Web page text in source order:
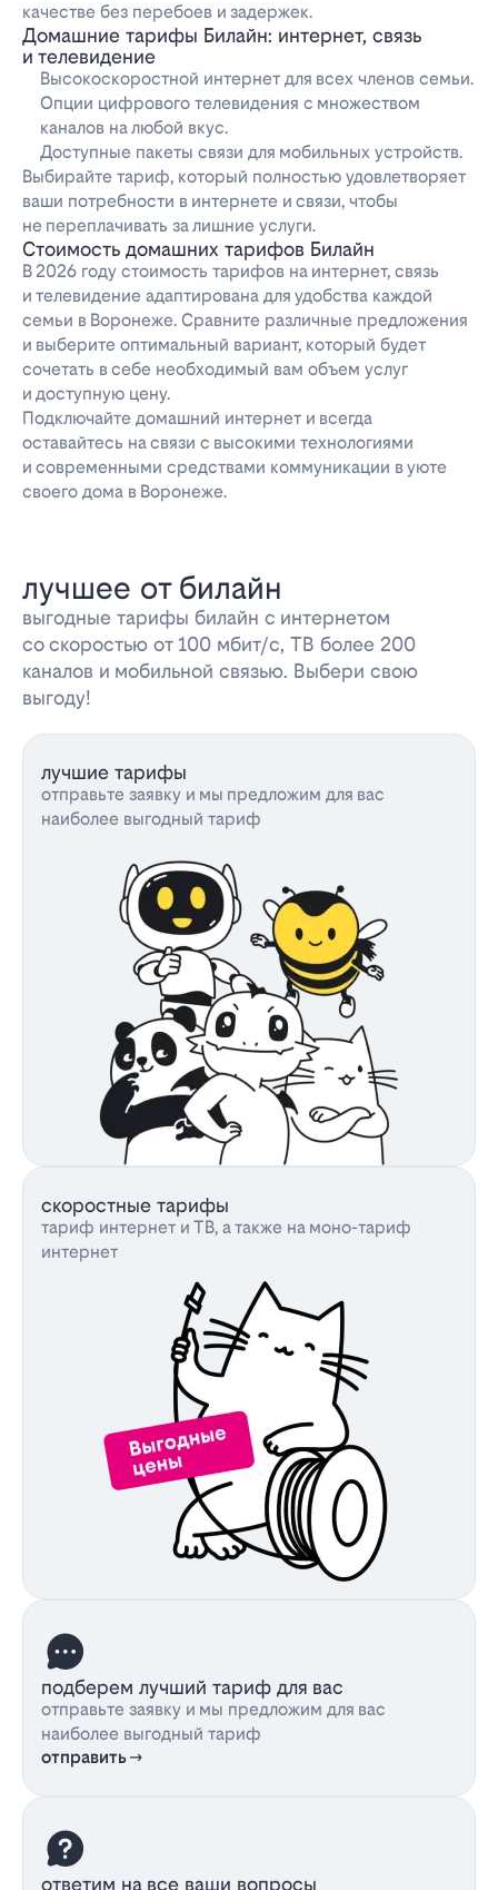
качестве без перебоев и задержек.
Домашние тарифы Билайн: интернет, связь
и телевидение
Высокоскоростной интернет для всех членов семьи.
Опции цифрового телевидения с множеством
каналов на любой вкус.
Доступные пакеты связи для мобильных устройств.
Выбирайте тариф, который полностью удовлетворяет
ваши потребности в интернете и связи, чтобы
не переплачивать за лишние услуги.
Стоимость домашних тарифов Билайн
В 2026 году стоимость тарифов на интернет, связь
и телевидение адаптирована для удобства каждой
семьи в Воронеже. Сравните различные предложения
и выберите оптимальный вариант, который будет
сочетать в себе необходимый вам объем услуг
и доступную цену.
Подключайте домашний интернет и всегда
оставайтесь на связи с высокими технологиями
и современными средствами коммуникации в уюте
своего дома в Воронеже.
лучшее от билайн
выгодные тарифы билайн с интернетом
со скоростью от 100 мбит/с, ТВ более 200
каналов и мобильной связью. Выбери свою
выгоду!
лучшие тарифы
отправьте заявку и мы предложим для вас
наиболее выгодный тариф
скоростные тарифы
тариф интернет и ТВ, а также на моно-тариф
интернет
подберем лучший тариф для вас
отправьте заявку и мы предложим для вас
наиболее выгодный тариф
отправить
ответим на все ваши вопросы